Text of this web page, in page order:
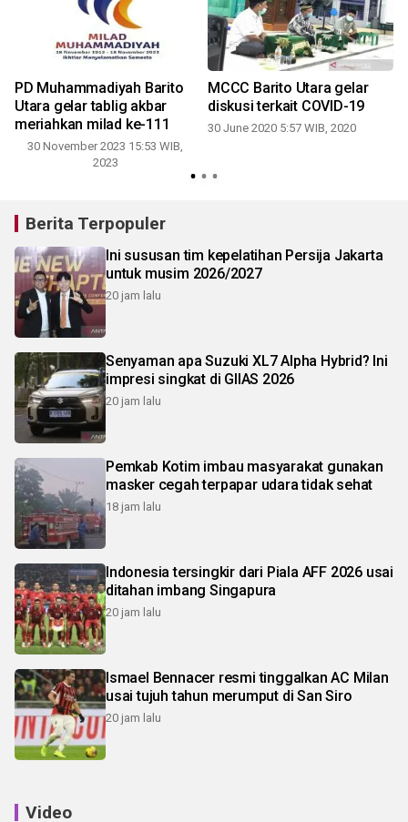
PD Muhammadiyah Barito
Utara gelar tablig akbar
meriahkan milad ke-111
30 November 2023 15:53 WIB,
2023
MCCC Barito Utara gelar
diskusi terkait COVID-19
30 June 2020 5:57 WIB, 2020
Berita Terpopuler
Ini sususan tim kepelatihan Persija Jakarta
untuk musim 2026/2027
20 jam lalu
Senyaman apa Suzuki XL7 Alpha Hybrid? Ini
impresi singkat di GIIAS 2026
20 jam lalu
Pemkab Kotim imbau masyarakat gunakan
masker cegah terpapar udara tidak sehat
18 jam lalu
Indonesia tersingkir dari Piala AFF 2026 usai
ditahan imbang Singapura
20 jam lalu
Ismael Bennacer resmi tinggalkan AC Milan
usai tujuh tahun merumput di San Siro
20 jam lalu
Video